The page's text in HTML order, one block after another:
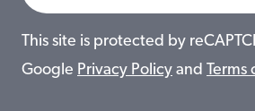
This site is protected by
Google Privacy Policy and Terms